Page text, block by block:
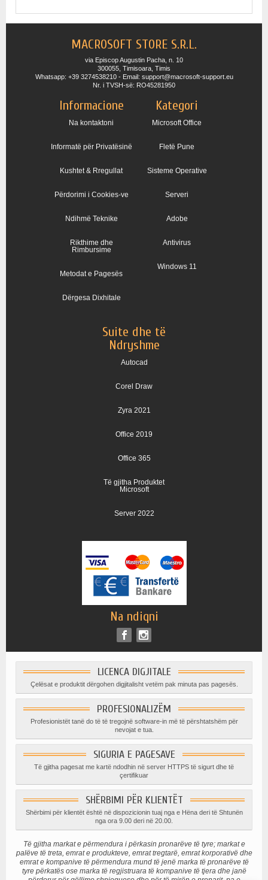
MACROSOFT STORE S.R.L.
via Episcop Augustin Pacha, n. 10
300055, Timisoara, Timis
Whatsapp: +39 3274538210 - Email: support@macrosoft-support.eu
Nr. i TVSH-së: RO45281950
Informacione
Na kontaktoni
Informatë për Privatësinë
Kushtet & Rregullat
Përdorimi i Cookies-ve
Ndihmë Teknike
Rikthime dhe
Rimbursime
Metodat e Pagesës
Dërgesa Dixhitale
Kategori
Microsoft Office
Fletë Pune
Sisteme Operative
Serveri
Adobe
Antivirus
Windows 11
Suite dhe të
Ndryshme
Autocad
Corel Draw
Zyra 2021
Office 2019
Office 365
Të gjitha Produktet
Microsoft
Server 2022
Na ndiqni
LICENCA DIGJITALE
Çelësat e produktit dërgohen digjitalisht vetëm pak minuta pas pagesës.
PROFESIONALIZËM
Profesionistët tanë do të të tregojnë software-in më të përshtatshëm për
nevojat e tua.
SIGURIA E PAGESAVE
Të gjitha pagesat me kartë ndodhin në server HTTPS të sigurt dhe të
çertifikuar
SHËRBIMI PËR KLIENTËT
Shërbimi për klientët është në dispozicionin tuaj nga e Hëna deri të Shtunën
nga ora 9.00 deri në 20.00.
Të gjitha markat e përmendura i përkasin pronarëve të tyre; markat e
palëve të treta, emrat e produkteve, emrat tregtarë, emrat korporativë dhe
emrat e kompanive të përmendura mund të jenë marka të pronarëve të
tyre përkatës ose marka të regjistruara të kompanive të tjera dhe janë